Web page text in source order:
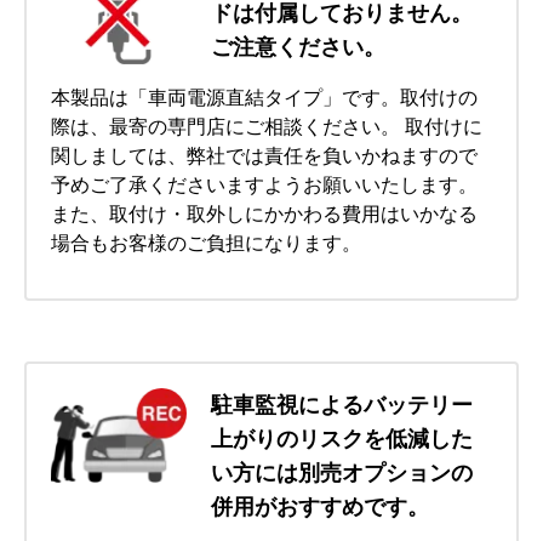
ドは付属しておりません。
ご注意ください。
本製品は「車両電源直結タイプ」です。取付けの
際は、最寄の専門店にご相談ください。 取付けに
関しましては、弊社では責任を負いかねますので
予めご了承くださいますようお願いいたします。
また、取付け・取外しにかかわる費用はいかなる
場合もお客様のご負担になります。
駐車監視によるバッテリー
上がりのリスクを低減した
い方には別売オプションの
併用がおすすめです。